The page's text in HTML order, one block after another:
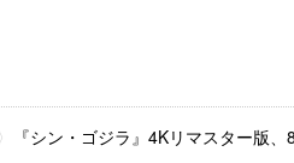
『シン・ゴジラ』4Kリマスター版